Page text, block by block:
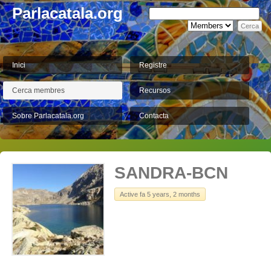
Parlacatala.org
Inici Registre
Cerca membres Recursos
Sobre Parlacatala.org Contacta
SANDRA-BCN
Active fa 5 years, 2 months